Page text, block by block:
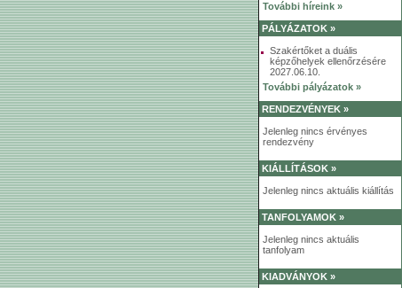
További híreink »
PÁLYÁZATOK »
Szakértőket a duális
képzőhelyek ellenőrzésére
2027.06.10.
További pályázatok »
RENDEZVÉNYEK »
Jelenleg nincs érvényes
rendezvény
KIÁLLÍTÁSOK »
Jelenleg nincs aktuális kiállítás
TANFOLYAMOK »
Jelenleg nincs aktuális
tanfolyam
KIADVÁNYOK »